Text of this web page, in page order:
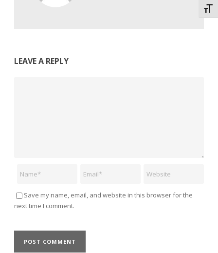
LEAVE A REPLY
Save my name, email, and website in this browser for the
next time I comment.